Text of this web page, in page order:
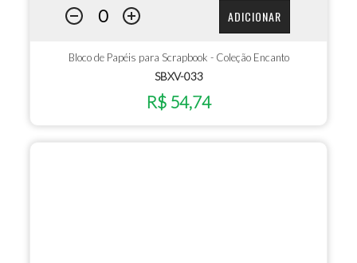
ADICIONAR
Bloco de Papéis para Scrapbook - Coleção Encanto
SBXV-033
R$ 54,74